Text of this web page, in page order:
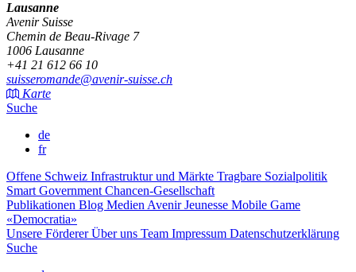
Lausanne
Avenir Suisse
Chemin de Beau-Rivage 7
1006 Lausanne
+41 21 612 66 10
suisseromande@avenir-suisse.ch
Karte
Suche
de
fr
Offene Schweiz Infrastruktur und Märkte Tragbare Sozialpolitik
Smart Government Chancen-Gesellschaft
Publikationen Blog Medien Avenir Jeunesse Mobile Game
«Democratia»
Unsere FördererÜber uns Team Impressum Datenschutzerklärung
Suche